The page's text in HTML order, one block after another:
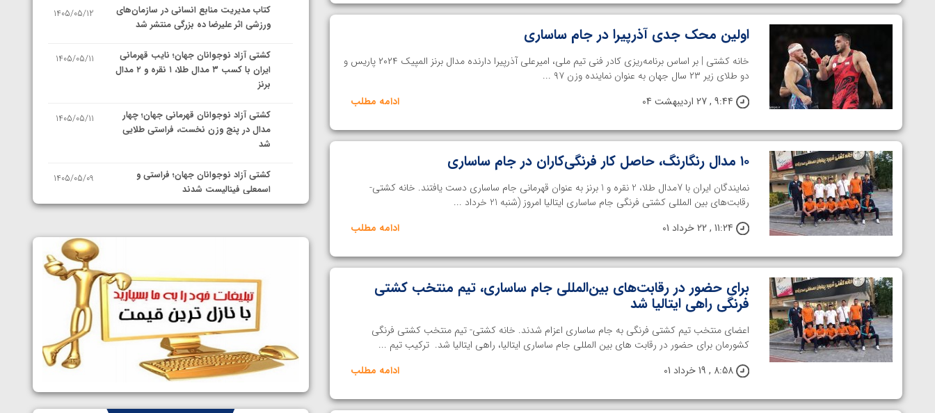
اولین محک جدی آذرپیرا در جام ساساری
خانه کشتی | بر اساس برنامه‌ریزی کادر فنی تیم ملی، امیرعلی آذرپیرا دارنده مدال برنز المپیک ۲۰۲۴ پاریس و
دو طلای زیر ۲۳ سال جهان به عنوان نماینده وزن ۹۷ ...
9:44 , 27 اردیبهشت 04
ادامه مطلب
۱۰ مدال رنگارنگ، حاصل کار فرنگی‌کاران در جام ساساری
نمایندگان ایران با 7مدال طلا، 2 نقره و 1 برنز به عنوان قهرمانی جام ساساری دست یافتند. خانه کشتی-
رقابت‌های بین المللی کشتی فرنگی جام ساساری ایتالیا امروز (شنبه 21 خرداد ...
11:24 , 22 خرداد 01
ادامه مطلب
برای حضور در رقابت‌های بین‌المللی جام ساساری، تیم منتخب کشتی
فرنگی راهی ایتالیا شد
اعضای منتخب تیم کشتی فرنگی به جام ساساری اعزام شدند. خانه کشتی- تیم منتخب کشتی فرنگی
کشورمان برای حضور در رقابت های بین المللی جام ساساری ایتالیا، راهی ایتالیا شد. ترکیب تیم ...
8:58 , 19 خرداد 01
ادامه مطلب
کتاب مدیریت منابع انسانی در سازمان‌های
ورزشی اثر علیرضا ده بزرگی منتشر شد
1405/05/12
کشتی آزاد نوجوانان جهان؛ نایب قهرمانی
ایران با کسب ۳ مدال طلا، ۱ نقره و ۲ مدال
برنز
1405/05/11
کشتی آزاد نوجوانان قهرمانی جهان؛ چهار
مدال در پنج وزن نخست، فراستی طلایی
شد
1405/05/11
کشتی آزاد نوجوانان جهان؛ فراستی و
اسمعلی فینالیست شدند
1405/05/09
نمایندگان ایران مشخص شدند
سوم برای ایران
1405/05/07
ایران چشم به راه چهار مدال در پنج وزن
دوم کشتی فرنگی نوجوانان جهان
1405/05/06